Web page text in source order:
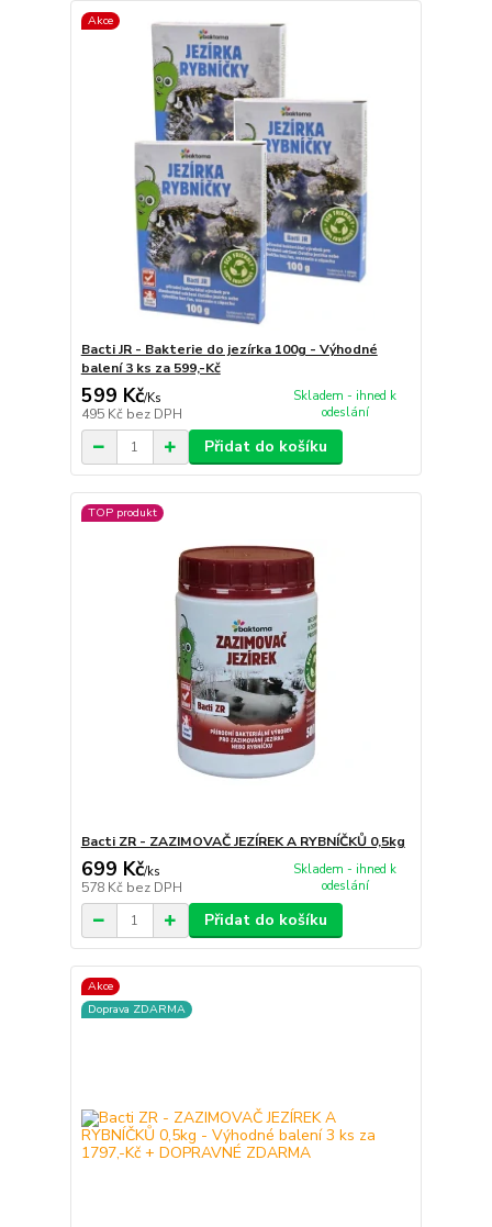
Akce
Bacti JR - Bakterie do jezírka 100g - Výhodné
balení 3 ks za 599,-Kč
599 Kč/Ks
495 Kč bez DPH
Skladem - ihned k
odeslání
Přidat do košíku
TOP produkt
Bacti ZR - ZAZIMOVAČ JEZÍREK A RYBNÍČKŮ 0,5kg
699 Kč/ks
578 Kč bez DPH
Skladem - ihned k
odeslání
Přidat do košíku
Akce
Doprava ZDARMA